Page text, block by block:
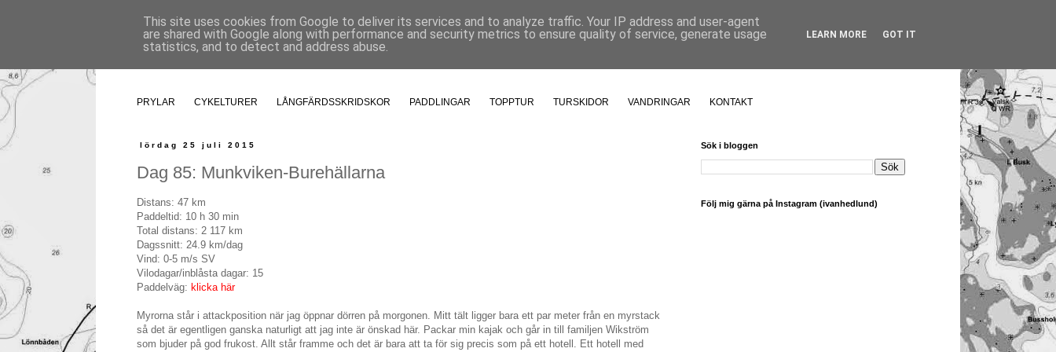
PRYLAR CYKELTURER LÅNGFÄRDSSKRIDSKOR PADDLINGAR TOPPTUR TURSKIDOR VANDRINGAR KONTAKT
lördag 25 juli 2015
Dag 85: Munkviken-Burehällarna
Distans: 47 km
Paddeltid: 10 h 30 min
Total distans: 2 117 km
Dagssnitt: 24.9 km/dag
Vind: 0-5 m/s SV
Vilodagar/inblåsta dagar: 15
Paddelväg: klicka här
Myrorna står i attackposition när jag öppnar dörren på morgonen. Mitt tält ligger bara ett par meter från en myrstack
så det är egentligen ganska naturligt att jag inte är önskad här. Packar min kajak och går in till familjen Wikström
som bjuder på god frukost. Allt står framme och det är bara att ta för sig precis som på ett hotell. Ett hotell med
Sök i bloggen
Följ mig gärna på Instagram (ivanhedlund)
This site uses cookies from Google to deliver its services and to analyze traffic. Your IP address and user-agent
are shared with Google along with performance and security metrics to ensure quality of service, generate usage
statistics, and to detect and address abuse.
LEARN MORE GOT IT